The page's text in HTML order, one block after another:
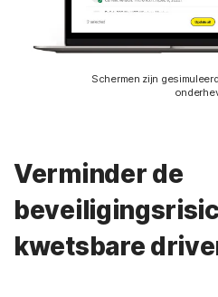
Schermen zijn
Verminder de
kwetsbare